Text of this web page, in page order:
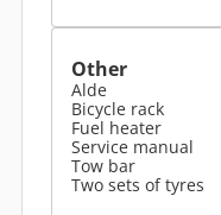
Other
Alde
Bicycle rack
Fuel heater
Service manual
Tow bar
Two sets of tyres